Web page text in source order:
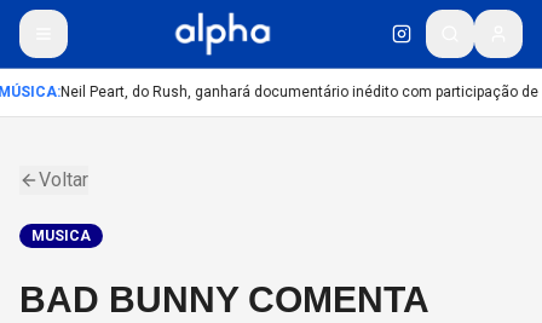
:Neil Peart, do Rush, ganhará documentário inédito com participação de
Voltar
MUSICA
BAD BUNNY COMENTA